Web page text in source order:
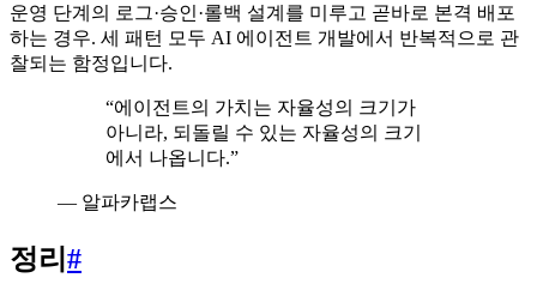
운영 단계의 로그·승인·롤백 설계를 미루고 곧바로 본격 배포
하는 경우. 세 패턴 모두 AI 에이전트 개발에서 반복적으로 관
찰되는 함정입니다.
“에이전트의 가치는 자율성의 크기가
아니라, 되돌릴 수 있는 자율성의 크기
에서 나옵니다.”
— 알파카랩스
정리 #